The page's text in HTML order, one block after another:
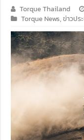
Torque Thailand
Torque News,ข่าวปร